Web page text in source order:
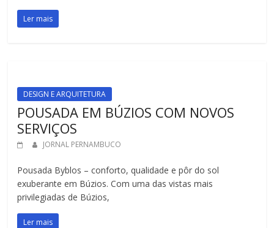
Ler mais
DESIGN E ARQUITETURA
POUSADA EM BÚZIOS COM NOVOS
SERVIÇOS
JORNAL PERNAMBUCO
Pousada Byblos – conforto, qualidade e pôr do sol
exuberante em Búzios. Com uma das vistas mais
privilegiadas de Búzios,
Ler mais